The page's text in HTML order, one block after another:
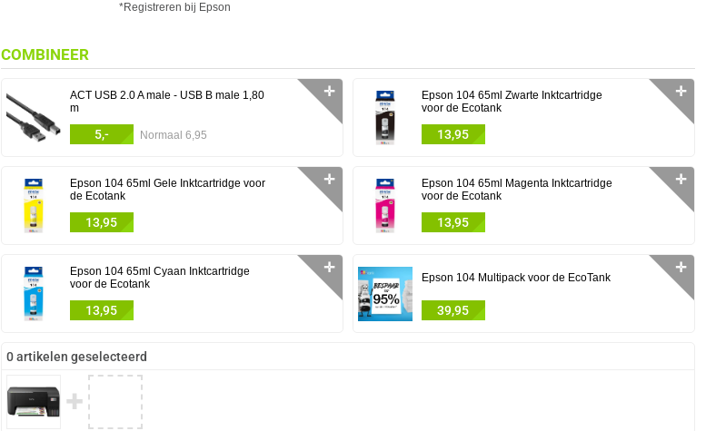
*Registreren bij Epson
COMBINEER
ACT USB 2.0 A male - USB B male 1,80
m
5,- Normaal 6,95
✛
Epson 104 65ml Zwarte Inktcartridge
voor de Ecotank
13,95
✛
Epson 104 65ml Gele Inktcartridge voor
de Ecotank
13,95
✛
Epson 104 65ml Magenta Inktcartridge
voor de Ecotank
13,95
✛
Epson 104 65ml Cyaan Inktcartridge
voor de Ecotank
13,95
✛
Epson 104 Multipack voor de EcoTank
39,95
✛
0 artikelen geselecteerd
✚